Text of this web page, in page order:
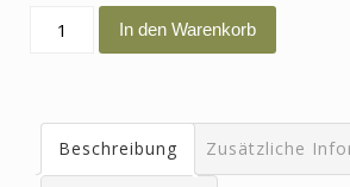
wenn
man
In den Warenkorb
Beschreibung Zusätzliche